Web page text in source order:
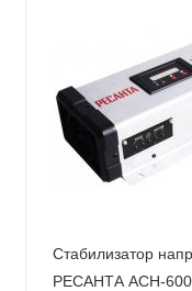
Стабилизатор
РЕСАНТА АСН-